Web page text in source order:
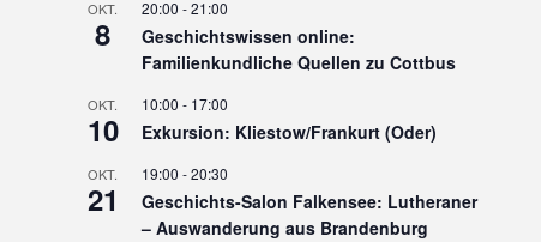
OKT.
8
20:00 -21:00
Geschichtswissen online:
Familienkundliche Quellen zu Cottbus
OKT.
10
10:00 - 17:00
Exkursion: Kliestow/Frankurt (Oder)
OKT.
21
19:00 -20:30
Geschichts-Salon Falkensee: Lutheraner
– Auswanderung aus Brandenburg